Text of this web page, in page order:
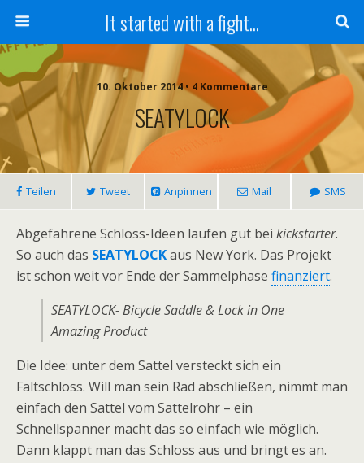
It started with a fight...
10. Oktober 2014 • 4 Kommentare
SEATYLOCK
Teilen Tweet Anpinnen Mail SMS
Abgefahrene Schloss-Ideen laufen gut bei kickstarter.
So auch das SEATYLOCKaus New York. Das Projekt
ist schon weit vor Ende der Sammelphase finanziert.
SEATYLOCK- Bicycle Saddle & Lock in One
Amazing Product
Die Idee: unter dem Sattel versteckt sich ein
Faltschloss. Will man sein Rad abschließen, nimmt man
einfach den Sattel vom Sattelrohr – ein
Schnellspanner macht das so einfach wie möglich.
Dann klappt man das Schloss aus und bringt es an.